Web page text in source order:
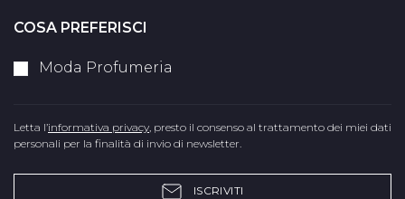
COSA PREFERISCI
Moda Profumeria
Letta l’informativa privacy , presto il consenso al trattamento dei miei dati
personali per la finalità di invio di newsletter.
ISCRIVITI